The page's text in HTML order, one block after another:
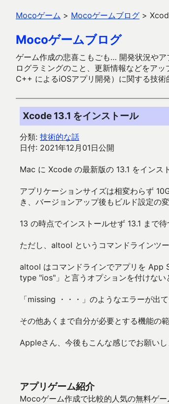
Mocoゲーム > Mocoゲームブログ >
Mocoゲームブログ
ゲーム作成の悲喜こもごも… 開発状況や
ログラミングのこと、更新情報などをア
C++ によるiOSアプリ開発）に関する技術
Xcode 13.1 をインストール
分類: 技術的な話
日付: 2021年12月01日公開
Mac に Xcode の最新版の 13.1 をインス
アプリケーションサイズは相変わらず
き、バージョンアップ後もビルド設定の
13 の時点でインストールせず 13.1 まで
ただし、altool というコマンドラインツ
altool はコマンドラインでアプリを App
type "ios"」と言うオプションを付けない
「missing ・・・」のようなエラーが出て
その他あくまで自分が必要とする機能の
Appleさん、今後もこんな感じでお願いし
アプリゲーム紹介
Mocoゲーム作成で比較的人気の無料ゲー